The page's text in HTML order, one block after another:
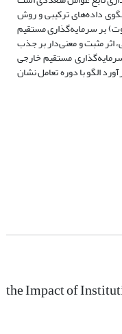
داده‌های ترکیبی و روش
بر سرمایه‌گذاری مستقیم
کلی حکمرانی، اثر مثبت و معنی‌دار بر جذب
مستقیم خارجی
الگو با دوره تعامل نشان
the Impact of